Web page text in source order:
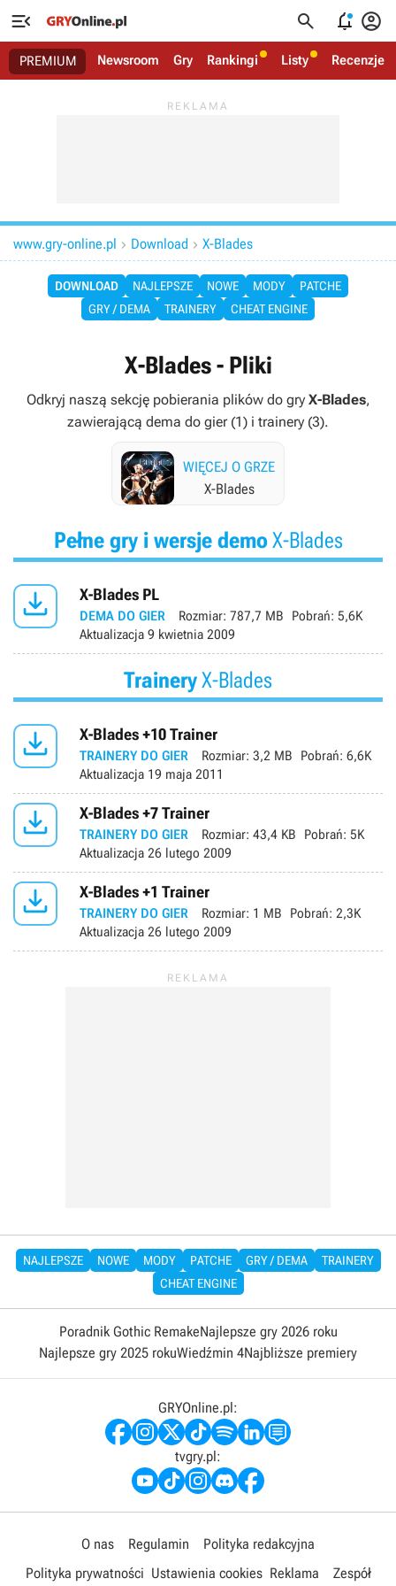
   
PREMIUM Newsroom Gry Rankingi Listy Recenzje
www.gry-online.pl  Download  X-Blades
DOWNLOAD NAJLEPSZE NOWE MODY
PATCHE
GRY / DEMA
TRAINERY CHEAT ENGINE
X-Blades - Pliki
Odkryj naszą sekcję pobierania plików do gry X-Blades,
zawierającą dema do gier (1) i trainery (3).
WIĘCEJ O GRZE
X-Blades
Pełne gry i wersje demoX-Blades
 X-Blades PL
DEMA DO GIER Rozmiar: 787,7 MB Pobrań: 5,6K
Aktualizacja 9 kwietnia 2009
TraineryX-Blades
 X-Blades +10 Trainer
TRAINERY DO GIER Rozmiar: 3,2 MB Pobrań: 6,6K
Aktualizacja 19 maja 2011
 X-Blades +7 Trainer
TRAINERY DO GIER Rozmiar: 43,4 KB Pobrań: 5K
Aktualizacja 26 lutego 2009
 X-Blades +1 Trainer
TRAINERY DO GIER Rozmiar: 1 MB Pobrań: 2,3K
Aktualizacja 26 lutego 2009
NAJLEPSZE NOWE MODY PATCHE GRY / DEMA
TRAINERY
CHEAT ENGINE
Poradnik Gothic RemakeNajlepsze gry 2026 roku
Najlepsze gry 2025 rokuWiedźmin 4Najbliższe premiery
GRYOnline.pl:
tvgry.pl:
O nas Regulamin
Polityka redakcyjna
Polityka prywatności Ustawienia cookies Reklama Zespół